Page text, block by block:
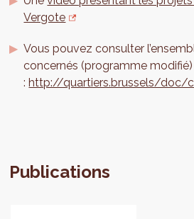
Vergote
Vous pouvez consulter
concernés (programme
: http://quartiers.brussels/doc/
Publications